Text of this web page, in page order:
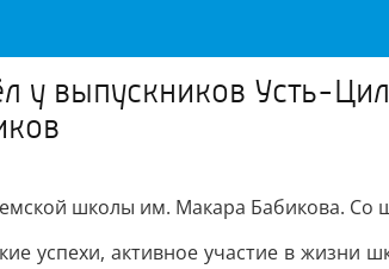
у выпускников Усть-
школы им. Макара Бабикова.
успехи, активное участие в жизни